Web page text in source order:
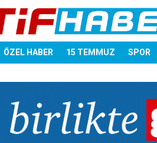
ÖZEL HABER 15 TEMMUZ SPOR